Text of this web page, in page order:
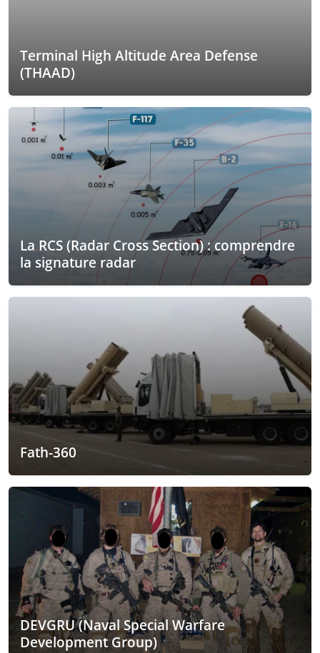
Terminal High Altitude Area Defense
(THAAD)
La RCS (Radar Cross Section) : comprendre
la signature radar
Fath-360
DEVGRU (Naval Special Warfare
Development Group)